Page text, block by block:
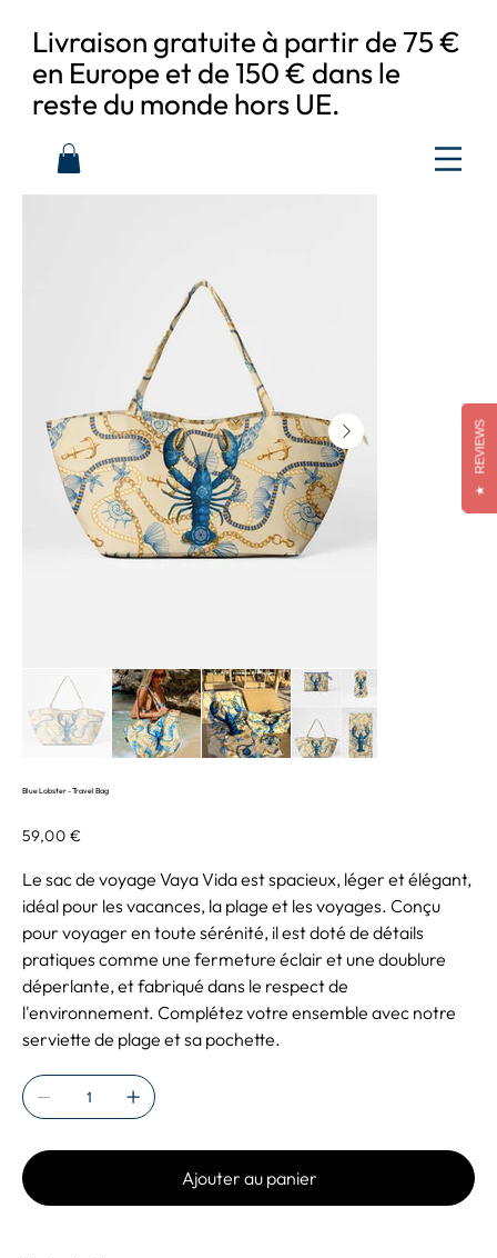
Livraison gratuite à partir de 75 €
en Europe et de 150 € dans le
reste du monde hors UE.
Blue Lobster - Travel Bag
Prix
59,00 €
Le sac de voyage Vaya Vida est spacieux, léger et élégant,
idéal pour les vacances, la plage et les voyages. Conçu
pour voyager en toute sérénité, il est doté de détails
pratiques comme une fermeture éclair et une doublure
déperlante, et fabriqué dans le respect de
l'environnement. Complétez votre ensemble avec notre
serviette de plage et sa pochette.
Ajouter au panier
★
REVIEWS